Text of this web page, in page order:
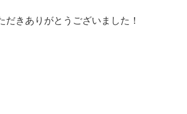
だきありがとうございました！